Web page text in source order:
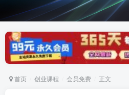
首页 创业课程 会员免费 正文